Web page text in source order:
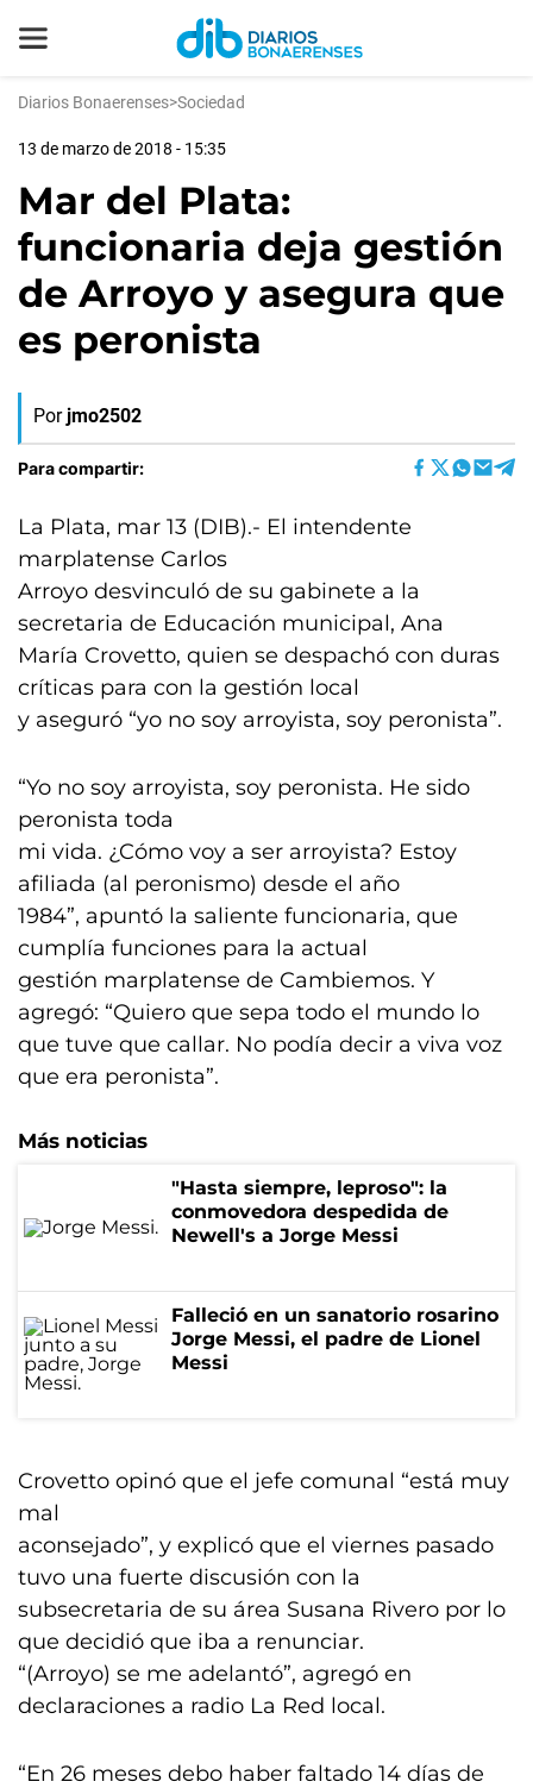
Diarios Bonaerenses>Sociedad
13 de marzo de 2018 - 15:35
Mar del Plata:
funcionaria deja gestión
de Arroyo y asegura que
es peronista
Por jmo2502
Para compartir:
La Plata, mar 13 (DIB).- El intendente
marplatense Carlos
Arroyo desvinculó de su gabinete a la
secretaria de Educación municipal, Ana
María Crovetto, quien se despachó con duras
críticas para con la gestión local
y aseguró “yo no soy arroyista, soy peronista”.
“Yo no soy arroyista, soy peronista. He sido
peronista toda
mi vida. ¿Cómo voy a ser arroyista? Estoy
afiliada (al peronismo) desde el año
1984”, apuntó la saliente funcionaria, que
cumplía funciones para la actual
gestión marplatense de Cambiemos. Y
agregó: “Quiero que sepa todo el mundo lo
que tuve que callar. No podía decir a viva voz
que era peronista”.
Más noticias
"Hasta siempre, leproso": la
conmovedora despedida de
Newell's a Jorge Messi
Falleció en un sanatorio rosarino
Jorge Messi, el padre de Lionel
Messi
Crovetto opinó que el jefe comunal “está muy
mal
aconsejado”, y explicó que el viernes pasado
tuvo una fuerte discusión con la
subsecretaria de su área Susana Rivero por lo
que decidió que iba a renunciar.
“(Arroyo) se me adelantó”, agregó en
declaraciones a radio La Red local.
“En 26 meses debo haber faltado 14 días de